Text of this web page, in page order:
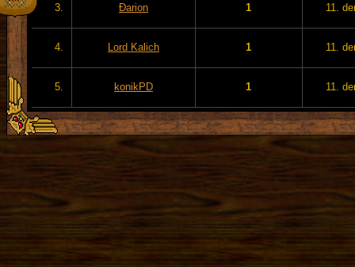
3. Đarion 1 11.
4. Lord Kalich 1 11.
5. konikPD 1 11.